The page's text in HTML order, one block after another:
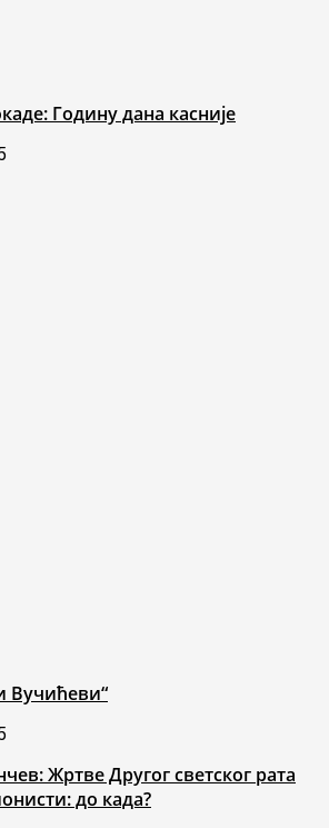
Годину дана касније
Вучићеви“
Жртве Другог светског рата
до када?